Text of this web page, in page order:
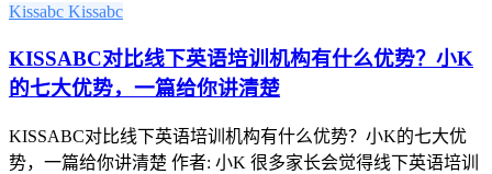
Kissabc Kissabc
KISSABC对比线下英语培训机构有什么优势？小K
的七大优势，一篇给你讲清楚
KISSABC对比线下英语培训机构有什么优势？小K的七大优
势，一篇给你讲清楚 作者: 小K 很多家长会觉得线下英语培训